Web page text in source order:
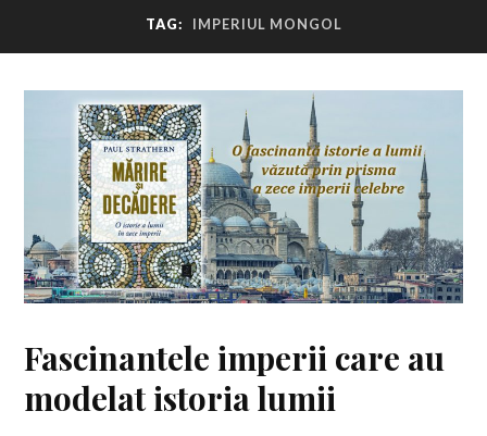
TAG: IMPERIUL MONGOL
Fascinantele imperii care au
modelat istoria lumii